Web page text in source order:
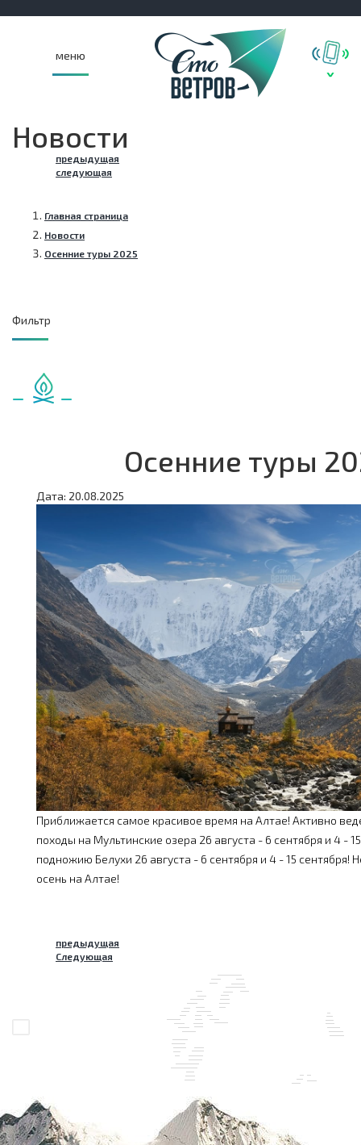
меню
Новости
предыдущая
следующая
Главная страница
Новости
Осенние туры 2025
Фильтр
Осенние туры
Дата: 20.08.2025
Приближается самое красивое время на Алтае! Активно
походы на Мультинские озера 26 августа - 6 сентября и 4 -
подножию Белухи 26 августа - 6 сентября и 4 - 15 сентября!
осень на Алтае!
предыдущая
Следующая